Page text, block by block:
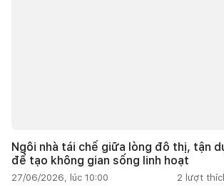
Ngôi nhà tái chế giữa lòng đô thị, tận
để tạo không gian sống linh hoạt
27/06/2026, lúc 10:00 2 lượt